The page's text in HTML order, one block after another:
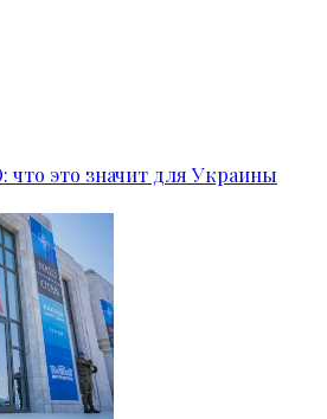
это значит для Украины